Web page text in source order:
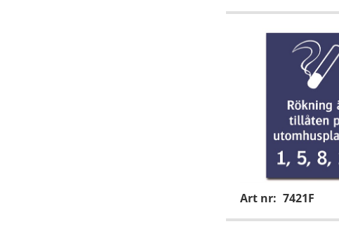
Art nr: 7421F